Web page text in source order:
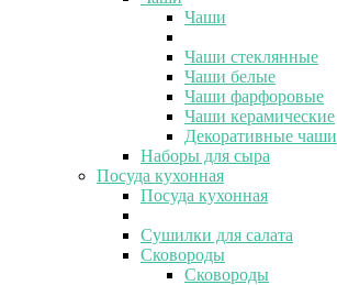
Чаши
Чаши стеклянные
Чаши белые
Чаши фарфоровые
Чаши керамические
Декоративные чаши
Наборы для сыра
Посуда кухонная
Посуда кухонная
Сушилки для салата
Сковороды
Сковороды